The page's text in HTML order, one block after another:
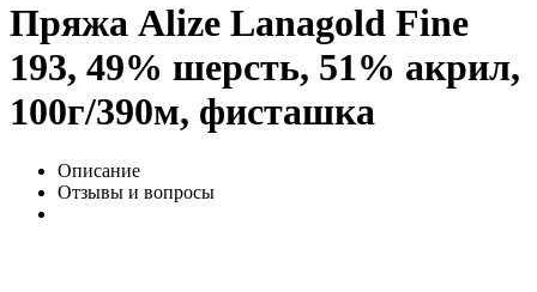
Пряжа Alize Lanagold Fine
193, 49% шерсть, 51% акрил,
100г/390м, фисташка
Описание
Отзывы и вопросы